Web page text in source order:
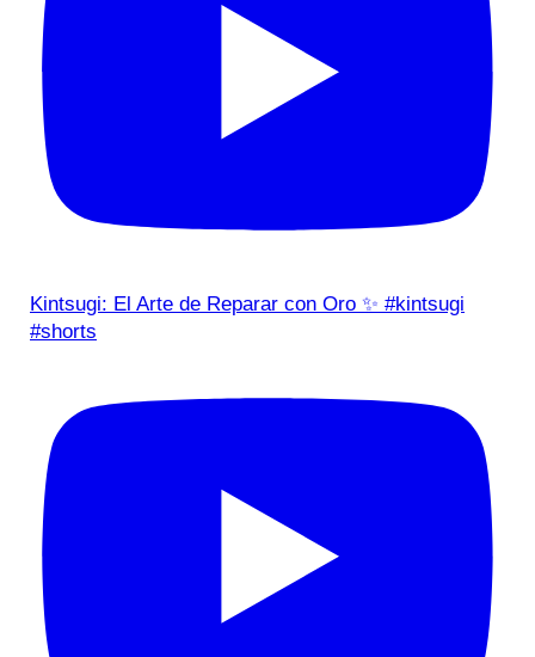
Kintsugi: El Arte de Reparar con Oro ✨ #kintsugi
#shorts